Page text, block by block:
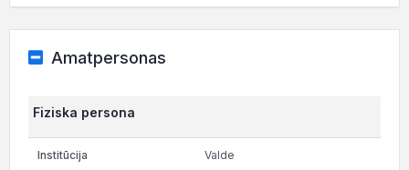
Amatpersonas
Fiziska persona
Valde